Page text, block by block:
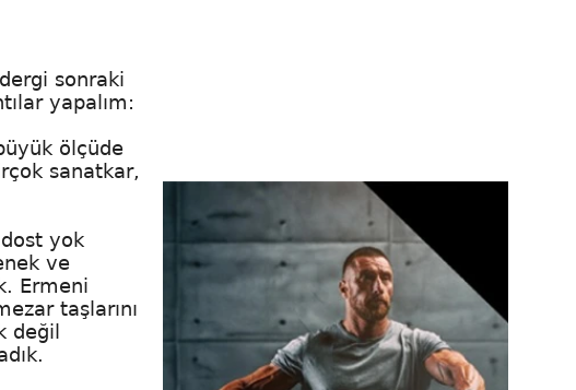
sonraki
yapalım:
ölçüde
sanatkar,
yok
ve
Ermeni
taşlarını
değil